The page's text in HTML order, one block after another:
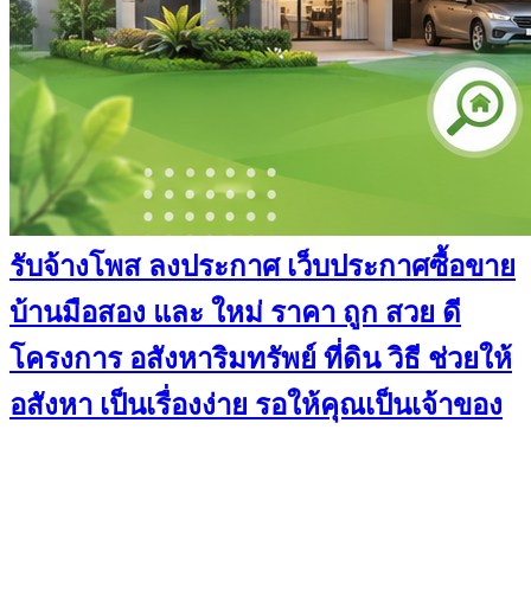
รับจ้างโพส ลงประกาศ เว็บประกาศซื้อขาย
บ้านมือสอง และ ใหม่ ราคา ถูก สวย ดี
โครงการ อสังหาริมทรัพย์ ที่ดิน วิธี ช่วยให้
อสังหา เป็นเรื่องง่าย รอให้คุณเป็นเจ้าของ